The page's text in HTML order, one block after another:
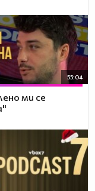
55:04
ми се